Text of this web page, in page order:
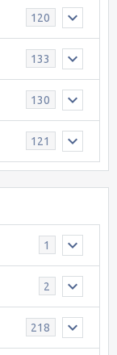
120
133
130
121
1
2
218